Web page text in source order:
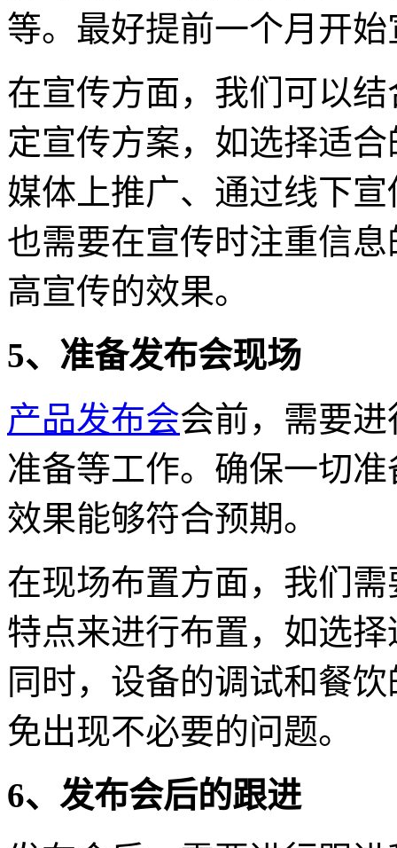
等。最好提前一个月开
在宣传方面，我们可以
定宣传方案，如选择适
媒体上推广、通过线下
也需要在宣传时注重信
高宣传的效果。
5、准备发布会现场
产品发布会会前，需要
准备等工作。确保一切
效果能够符合预期。
在现场布置方面，我们
特点来进行布置，如选
同时，设备的调试和餐
免出现不必要的问题。
6、发布会后的跟进